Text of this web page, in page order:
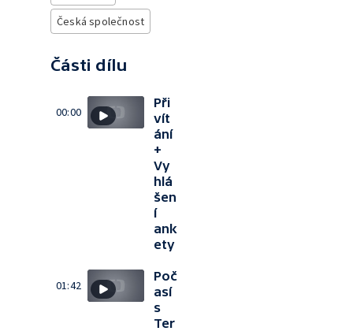
Česká společnost
Části dílu
00:00
Při
vít
ání
+
Vy
hlá
šen
í
ank
ety
01:42
Poč
así
s
Ter